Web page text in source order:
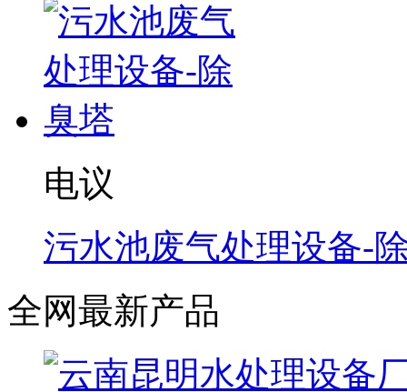
电议
污水池废气处理设备-
全网最新产品